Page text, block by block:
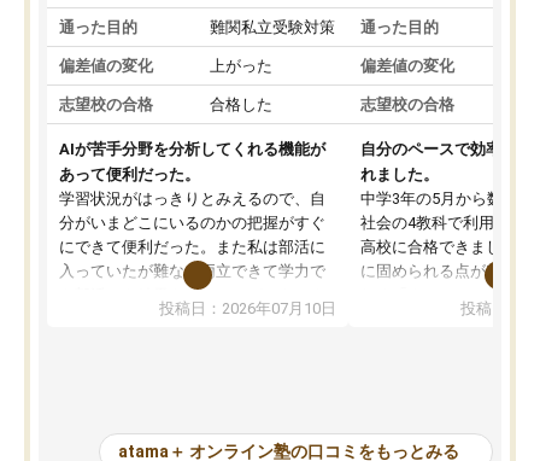
通った目的 難関私立受験対策
偏差値の変化 上がった
志望校の合格 合格した
AIが苦手分野を分析してくれる機能が
あって便利だった。
学習状況がはっきりとみえるので、自
分がいまどこにいるのかの把握がすぐ
にできて便利だった。また私は部活に
入っていたが難なく両立できて学力で
も部活でも結果を残すことができてよ
かった。また問題演習の際に、自分が
が、自分で自分の管理ができない人に
投稿日：2026年07月10日
通った目的
偏差値の変化
志望校の合格
自分のペースで効率よく
れました。
中学3年の5月から数学・
社会の4教科で利用し、
高校に合格できました。
に固められる点が魅力で
項目のおかげで、手軽
元数が可視化されるので
投稿日：
atama＋ オンライン塾の口コミをもっとみる